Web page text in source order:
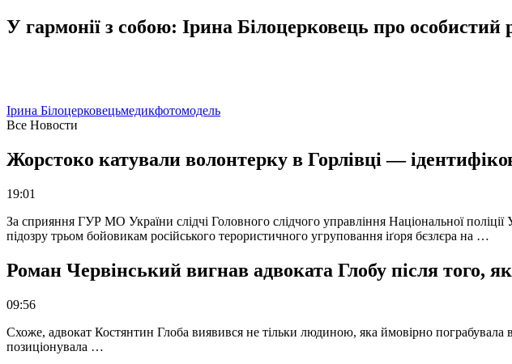
У гармонії з собою: Ірина Білоцерковець про
Ірина Білоцерковецьмедикфотомодель
Все Новости
Жорстоко катували волонтерку в Горлівці —
19:01
За сприяння ГУР МО України слідчі Головного слідчого управління Національної
підозру трьом бойовикам російського терористичного угруповання іґоря бєзлєра на …
Роман Червінський вигнав адвоката Глобу після того,
09:56
Схоже, адвокат Костянтин Глоба виявився не тільки людиною, яка ймовірно
позиціонувала …